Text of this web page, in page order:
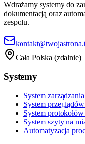
Wdrażamy systemy do
dokumentacją oraz
zespołu.
Cała Polska (zdalnie)
Systemy
System
System
System
System szyty na
Automatyzacja